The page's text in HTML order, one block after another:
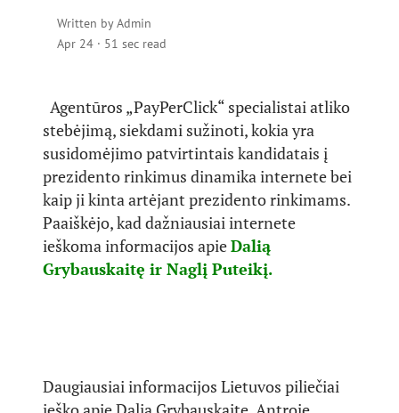
Written byAdmin
Apr 24 · 51 sec read
Agentūros „PayPerClick“ specialistai atliko
stebėjimą, siekdami sužinoti, kokia yra
susidomėjimo patvirtintais kandidatais į
prezidento rinkimus dinamika internete bei
kaip ji kinta artėjant prezidento rinkimams.
Paaiškėjo, kad dažniausiai internete
ieškoma informacijos apieDalią
Grybauskaitę ir Naglį Puteikį.
Daugiausiai informacijos Lietuvos piliečiai